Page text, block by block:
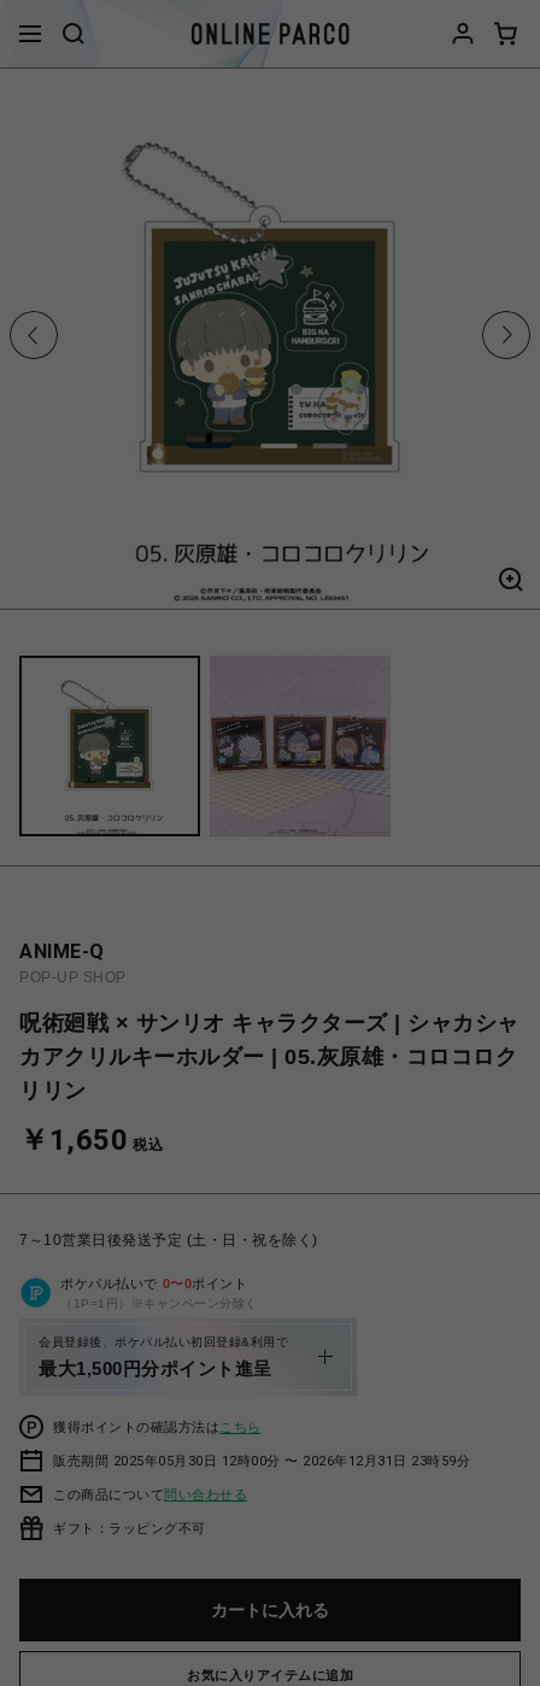
ANIME-Q
POP-UP SHOP
呪術廻戦 × サンリオ キャラクターズ | シャカシャ
カアクリルキーホルダー | 05.灰原雄・コロコロク
リリン
￥1,650 税込
7～10営業日後発送予定 (土・日・祝を除く)
ポケパル払いで 0〜0ポイント
（1P=1円）※キャンペーン分除く
会員登録後、ポケパル払い初回登録&利用で
最大1,500円分ポイント進呈
獲得ポイントの確認方法は こちら
販売期間 2025年05月30日 12時00分 〜 2026年12月31日 23時59分
この商品について問い合わせる
ギフト：ラッピング不可
カートに入れる
お気に入りアイテムに追加